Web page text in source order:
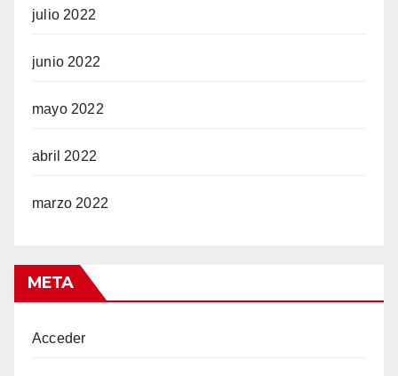
julio 2022
junio 2022
mayo 2022
abril 2022
marzo 2022
META
Acceder